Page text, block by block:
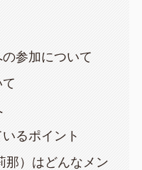
の参加について
るポイント
那）はどんなメン